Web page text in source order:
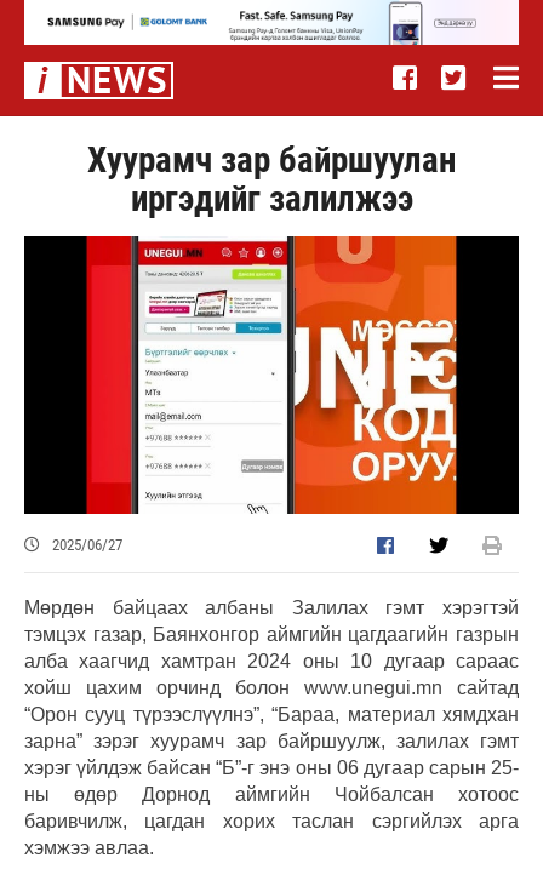
Хуурамч зар байршуулан
иргэдийг залилжээ
2025/06/27
Мөрдөн байцаах албаны Залилах гэмт хэрэгтэй
тэмцэх газар, Баянхонгор аймгийн цагдаагийн газрын
алба хаагчид хамтран 2024 оны 10 дугаар сараас
хойш цахим орчинд болон www.unegui.mn сайтад
“Орон сууц түрээслүүлнэ”, “Бараа, материал хямдхан
зарна” зэрэг хуурамч зар байршуулж, залилах гэмт
хэрэг үйлдэж байсан “Б”-г энэ оны 06 дугаар сарын 25-
ны өдөр Дорнод аймгийн Чойбалсан хотоос
баривчилж, цагдан хорих таслан сэргийлэх арга
хэмжээ авлаа.